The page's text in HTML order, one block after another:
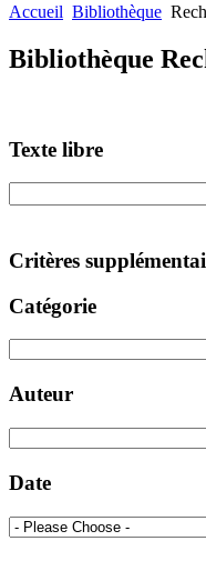
Accueil Bibliothèque
Bibliothèque
Texte libre
Critères
Catégorie
Auteur
Date